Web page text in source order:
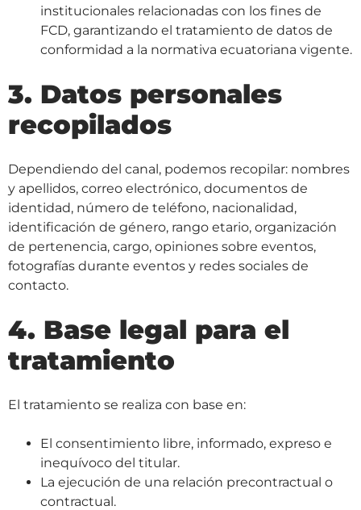
institucionales relacionadas con los fines de
FCD, garantizando el tratamiento de datos de
conformidad a la normativa ecuatoriana vigente.
3. Datos personales
recopilados
Dependiendo del canal, podemos recopilar: nombres
y apellidos, correo electrónico, documentos de
identidad, número de teléfono, nacionalidad,
identificación de género, rango etario, organización
de pertenencia, cargo, opiniones sobre eventos,
fotografías durante eventos y redes sociales de
contacto.
4. Base legal para el
tratamiento
El tratamiento se realiza con base en:
El consentimiento libre, informado, expreso e
inequívoco del titular.
La ejecución de una relación precontractual o
contractual.